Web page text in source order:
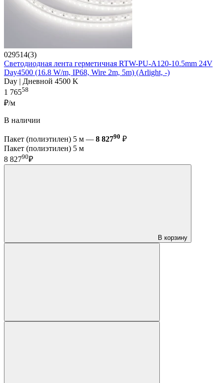
029514(3)
Светодиодная лента герметичная RTW-PU-A120-10.5mm 24V
Day4500 (16.8 W/m, IP68, Wire 2m, 5m) (Arlight, -)
Day | Дневной 4500 K
1 76558
₽/м
В наличии
Пакет (полиэтилен) 5 м — 8 82790 ₽
Пакет (полиэтилен) 5 м
8 82790₽
В корзину